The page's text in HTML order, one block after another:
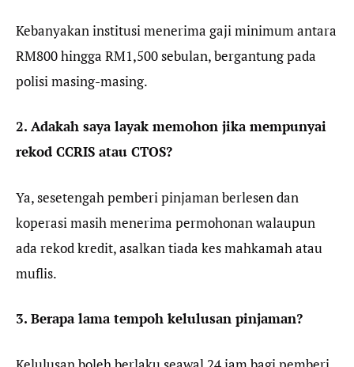
Kebanyakan institusi menerima gaji minimum antara
RM800 hingga RM1,500 sebulan, bergantung pada
polisi masing-masing.
2. Adakah saya layak memohon jika mempunyai
rekod CCRIS atau CTOS?
Ya, sesetengah pemberi pinjaman berlesen dan
koperasi masih menerima permohonan walaupun
ada rekod kredit, asalkan tiada kes mahkamah atau
muflis.
3. Berapa lama tempoh kelulusan pinjaman?